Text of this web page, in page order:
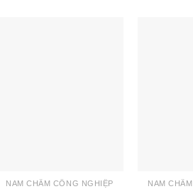
NAM CHÂM CÔNG NGHIỆP NAM